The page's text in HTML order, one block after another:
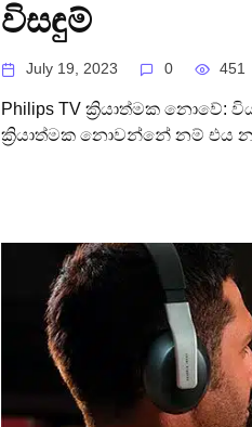
විසඳුම්
July 19, 2023 0 451
Philips TV ක්‍රියාත්මක නොවේ:
ක්‍රියාත්මක නොවන්නේ නම් එය